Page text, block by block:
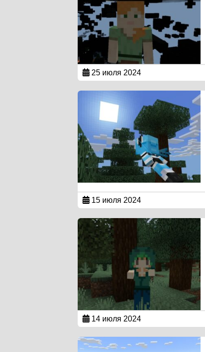
25 июля 2024
15 июля 2024
14 июля 2024